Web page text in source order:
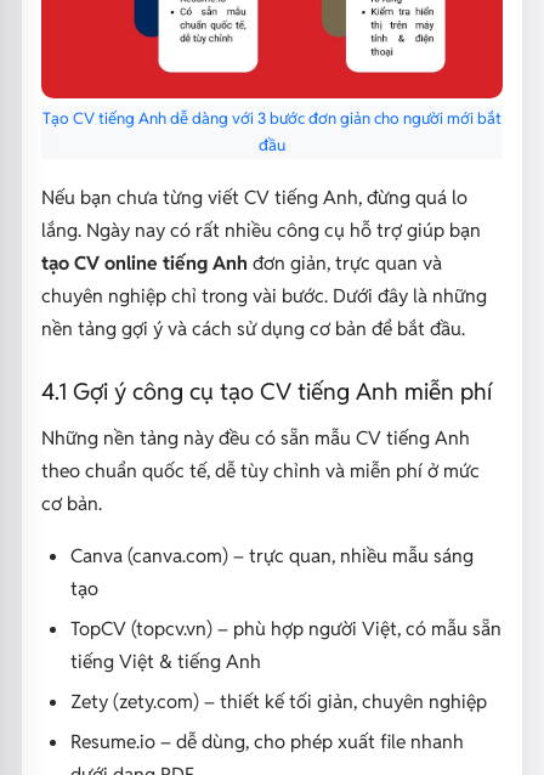
Tạo CV tiếng Anh dễ dàng với 3 bước đơn giản cho người mới bắt
đầu
Nếu bạn chưa từng viết CV tiếng Anh, đừng quá lo
lắng. Ngày nay có rất nhiều công cụ hỗ trợ giúp bạn
tạo CV online tiếng Anh đơn giản, trực quan và
chuyên nghiệp chỉ trong vài bước. Dưới đây là những
nền tảng gợi ý và cách sử dụng cơ bản để bắt đầu.
4.1 Gợi ý công cụ tạo CV tiếng Anh miễn phí
Những nền tảng này đều có sẵn mẫu CV tiếng Anh
theo chuẩn quốc tế, dễ tùy chỉnh và miễn phí ở mức
cơ bản.
Canva (canva.com) – trực quan, nhiều mẫu sáng
tạo
TopCV (topcv.vn) – phù hợp người Việt, có mẫu sẵn
tiếng Việt & tiếng Anh
Zety (zety.com) – thiết kế tối giản, chuyên nghiệp
Resume.io – dễ dùng, cho phép xuất file nhanh